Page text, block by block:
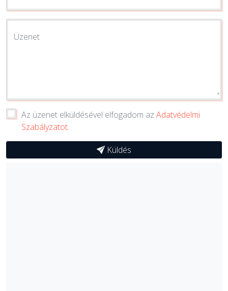
Üzenet
Az üzenet elküldésével elfogadom az Adatvédelmi
Szabályzatot.
Küldés